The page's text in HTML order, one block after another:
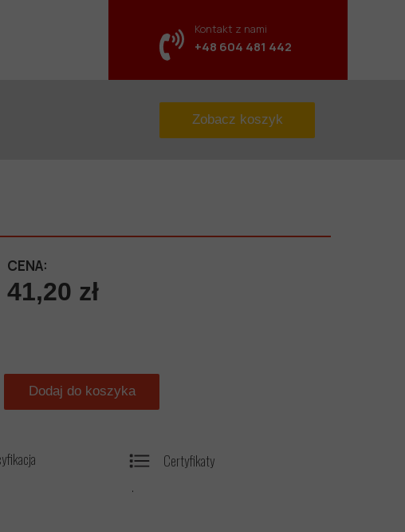
.
Certyfikaty
+48 604 481 442
Kontakt z nami
Zobacz koszyk
41,20 zł
CENA:
Dodaj do koszyka